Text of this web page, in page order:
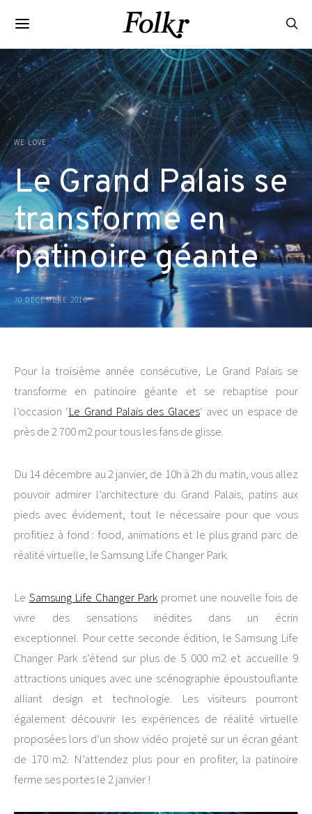
WE LOVE
Le Grand Palais se
transforme en
patinoire géante
30 DÉCEMBRE 2016
Pour la troisième année consécutive, Le Grand Palais se
transforme en patinoire géante et se rebaptise pour
l’occasion ‘Le Grand Palais des Glaces‘ avec un espace de
près de 2 700 m2 pour tous les fans de glisse.
Du 14 décembre au 2 janvier, de 10h à 2h du matin, vous allez
pouvoir admirer l’architecture du Grand Palais, patins aux
pieds avec évidement, tout le nécessaire pour que vous
profitiez à fond : food, animations et le plus grand parc de
réalité virtuelle, le Samsung Life Changer Park.
Le Samsung Life Changer Park promet une nouvelle fois de
vivre des sensations inédites dans un écrin
exceptionnel. Pour cette seconde édition, le Samsung Life
Changer Park s’étend sur plus de 5 000 m2 et accueille 9
attractions uniques avec une scénographie époustouflante
alliant design et technologie. Les visiteurs pourront
également découvrir les expériences de réalité virtuelle
proposées lors d’un show vidéo projeté sur un écran géant
de 170 m2. N’attendez plus pour en profiter, la patinoire
ferme ses portes le 2 janvier !